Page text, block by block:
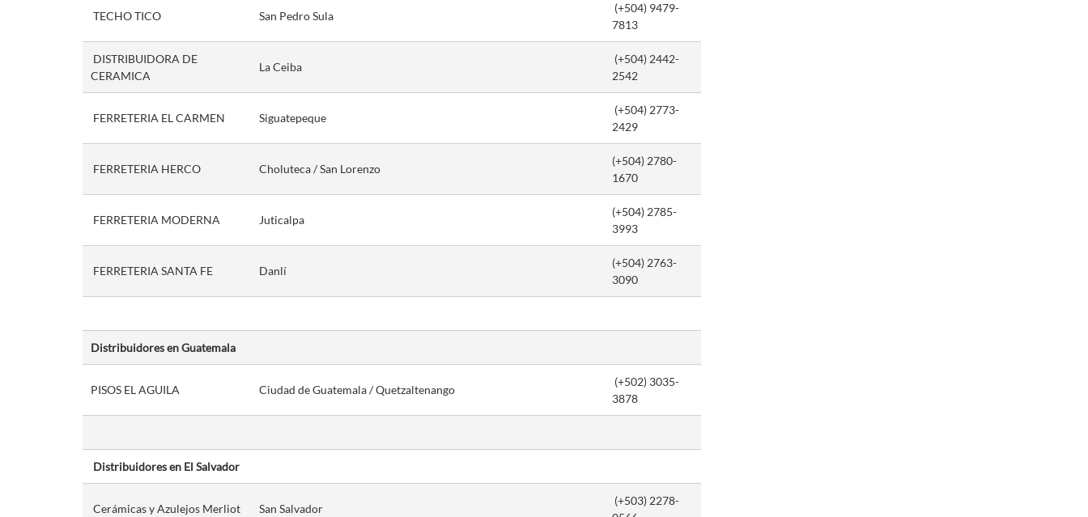
TECHO TICO San Pedro Sula
(+504) 9479-
7813
DISTRIBUIDORA DE
CERAMICA
La Ceiba
(+504) 2442-
2542
FERRETERIA EL CARMEN Siguatepeque
(+504) 2773-
2429
FERRETERIA HERCO Choluteca / San Lorenzo
(+504) 2780-
1670
FERRETERIA MODERNA Juticalpa
(+504) 2785-
3993
FERRETERIA SANTA FE Danlí
(+504) 2763-
3090
Distribuidores en Guatemala
PISOS EL AGUILA Ciudad de Guatemala / Quetzaltenango
(+502) 3035-
3878
Distribuidores en El Salvador
Cerámicas y Azulejos Merliot San Salvador
(+503) 2278-